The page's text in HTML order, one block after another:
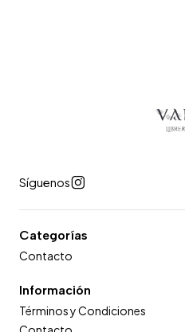
Síguenos
Categorías
Contacto
Información
Términos y Condiciones